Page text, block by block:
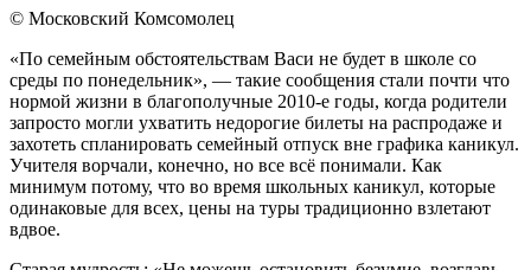
© Московский Комсомолец
«По семейным обстоятельствам Васи не будет в школе со
среды по понедельник», — такие сообщения стали почти что
нормой жизни в благополучные 2010-е годы, когда родители
запросто могли ухватить недорогие билеты на распродаже и
захотеть спланировать семейный отпуск вне графика каникул.
Учителя ворчали, конечно, но все всё понимали. Как
минимум потому, что во время школьных каникул, которые
одинаковые для всех, цены на туры традиционно взлетают
вдвое.